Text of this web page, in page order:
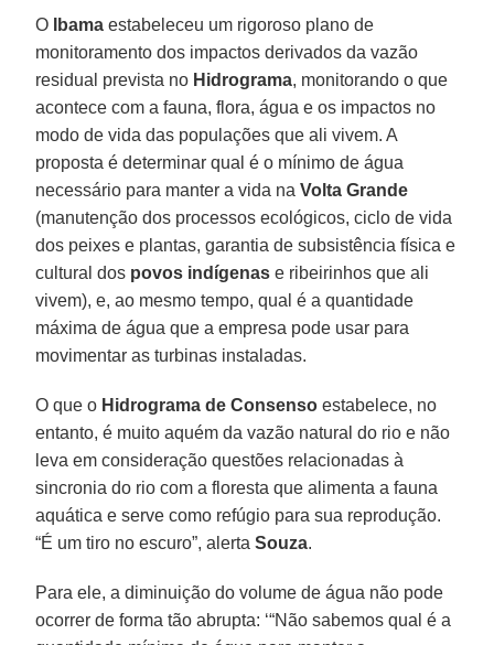
O Ibama estabeleceu um rigoroso plano de
monitoramento dos impactos derivados da vazão
residual prevista no Hidrograma, monitorando o que
acontece com a fauna, flora, água e os impactos no
modo de vida das populações que ali vivem. A
proposta é determinar qual é o mínimo de água
necessário para manter a vida naVolta Grande
(manutenção dos processos ecológicos, ciclo de vida
dos peixes e plantas, garantia de subsistência física e
cultural dos povos indígenas e ribeirinhos que ali
vivem), e, ao mesmo tempo, qual é a quantidade
máxima de água que a empresa pode usar para
movimentar as turbinas instaladas.
O que o Hidrograma de Consenso estabelece, no
entanto, é muito aquém da vazão natural do rio e não
leva em consideração questões relacionadas à
sincronia do rio com a floresta que alimenta a fauna
aquática e serve como refúgio para sua reprodução.
“É um tiro no escuro”, alertaSouza.
Para ele, a diminuição do volume de água não pode
ocorrer de forma tão abrupta: ‘“Não sabemos qual é a